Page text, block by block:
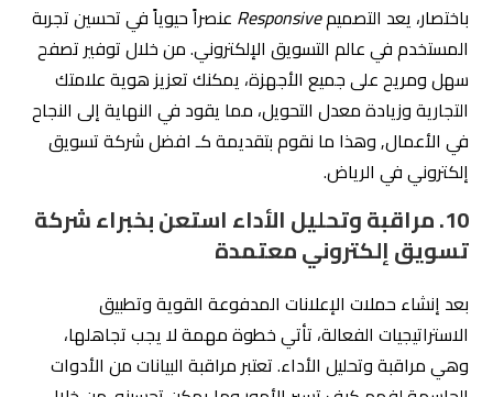
باختصار، يعد التصميمResponsive عنصراً حيوياً في تحسين تجربة
المستخدم في عالم التسويق الإلكتروني. من خلال توفير تصفح
سهل ومريح على جميع الأجهزة، يمكنك تعزيز هوية علامتك
التجارية وزيادة معدل التحويل، مما يقود في النهاية إلى النجاح
في الأعمال, وهذا ما نقوم بتقديمة كـ افضل شركة تسويق
إلكتروني في الرياض.
10. مراقبة وتحليل الأداء استعن بخبراء شركة
تسويق إلكتروني معتمدة
بعد إنشاء حملات الإعلانات المدفوعة القوية وتطبيق
الاستراتيجيات الفعالة، تأتي خطوة مهمة لا يجب تجاهلها،
وهي مراقبة وتحليل الأداء. تعتبر مراقبة البيانات من الأدوات